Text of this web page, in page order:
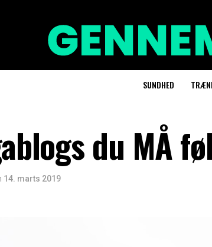
SUNDHED
du MÅ
14. marts 2019